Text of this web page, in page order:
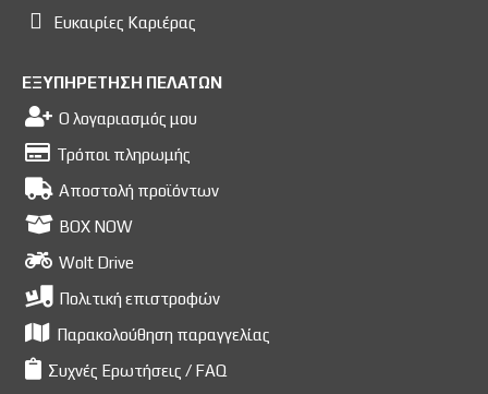
Ευκαιρίες Kαριέρας
ΕΞΥΠΗΡΕΤΗΣΗ ΠΕΛΑΤΩΝ
Ο λογαριασμός μου
Τρόποι πληρωμής
Αποστολή προϊόντων
BOX NOW
Wolt Drive
Πολιτική επιστροφών
Παρακολούθηση παραγγελίας
Συχνές Ερωτήσεις / FAQ